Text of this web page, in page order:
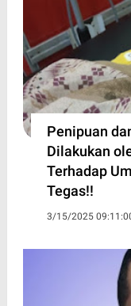
Penipuan
Dilakukan
Terhadap
Tegas!!
3/15/2025